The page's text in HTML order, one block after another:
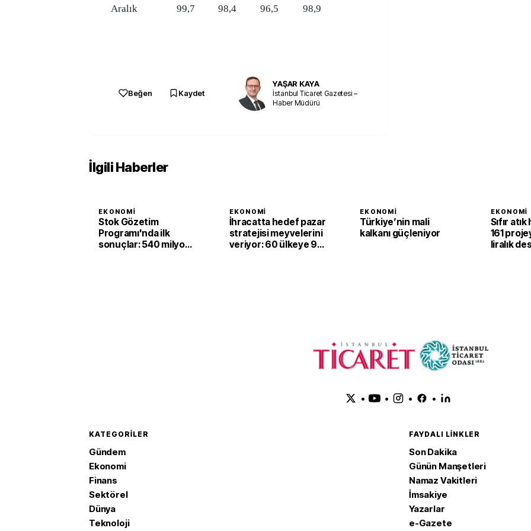
Aralık 99,7 98,4 96,5 98,9
Beğen Kaydet
YAŞAR KAYA
İstanbul Ticaret Gazetesi –
Haber Müdürü
İlgili Haberler
EKONOMI
Stok Gözetim
Programı'nda ilk
sonuçlar: 540 milyon
EKONOMI
İhracatta hedef pazar
stratejisi meyvelerini
veriyor: 60 ülkeye 94
EKONOMI
Türkiye’nin mali
kalkanı güçleniyor
EKONOMI
Sıfır
161
liralık
• • • •
KATEGORILER
Gündem
Ekonomi
Finans
Sektörel
Dünya
Teknoloji
FAYDALI LINKLER
Son Dakika
Günün Manşetleri
Namaz Vakitleri
İmsakiye
Yazarlar
e-Gazete